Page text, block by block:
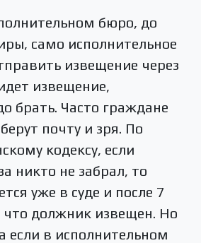
бюро, до
само исполнительное
извещение через
извещение,
брать. Часто граждане
почту и зря. По
кодексу, если
никто не забрал, то
уже в суде и после 7
что должник извещен. Но
если в исполнительном